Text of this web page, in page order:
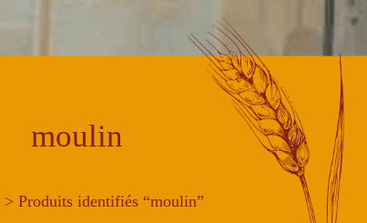
moulin
> Produits identifiés “moulin”